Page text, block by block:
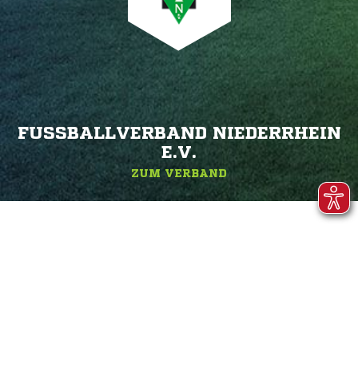
FUSSBALLVERBAND NIEDERRHEIN E
.V.
ZUM VERBAND